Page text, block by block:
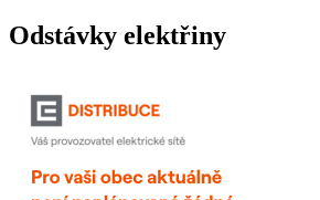
Odstávky elektřiny